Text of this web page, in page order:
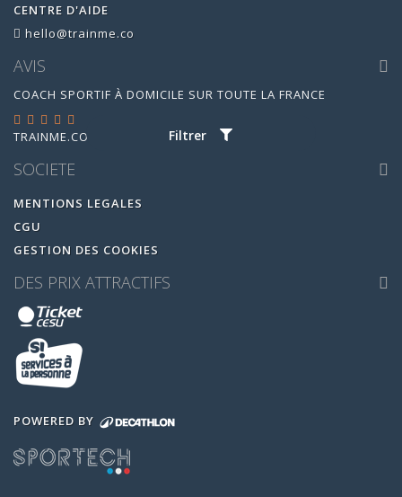
Filtrer
CENTRE D'AIDE
hello@trainme.co
AVIS
COACH SPORTIF À DOMICILE SUR TOUTE LA FRANCE
TRAINME.CO 4.95/5 PAR
SOCIETE
MENTIONS LEGALES
CGU
GESTION DES COOKIES
DES PRIX ATTRACTIFS
POWERED BY